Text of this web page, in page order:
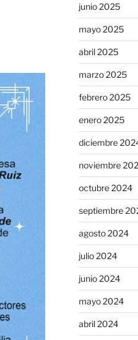
junio 2025
mayo 2025
abril 2025
marzo 2025
febrero 2025
enero 2025
diciembre
noviembre
octubre 2024
septiembre
agosto 2024
julio 2024
junio 2024
mayo 2024
abril 2024